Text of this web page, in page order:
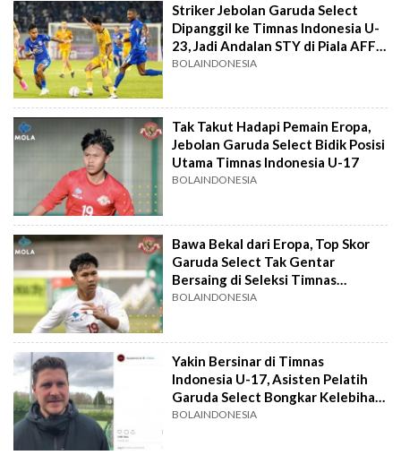
Striker Jebolan Garuda Select
Dipanggil ke Timnas Indonesia U-
23, Jadi Andalan STY di Piala AFF
U-23 2023?
BOLAINDONESIA
Tak Takut Hadapi Pemain Eropa,
Jebolan Garuda Select Bidik Posisi
Utama Timnas Indonesia U-17
BOLAINDONESIA
Bawa Bekal dari Eropa, Top Skor
Garuda Select Tak Gentar
Bersaing di Seleksi Timnas
Indonesia U-17
BOLAINDONESIA
Yakin Bersinar di Timnas
Indonesia U-17, Asisten Pelatih
Garuda Select Bongkar Kelebihan
Lotra Widyanto
BOLAINDONESIA